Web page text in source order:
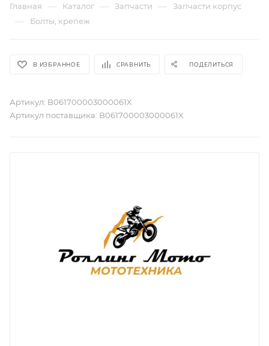
Главная — Каталог — Запчасти — Запчасти корпус
— Болты, крепеж
В ИЗБРАННОЕ СРАВНИТЬ ПОДЕЛИТЬСЯ
Артикул: B061700003000061X
Артикул поставщика: B061700003000061X